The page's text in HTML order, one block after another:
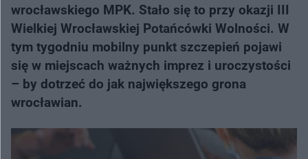
wrocławskiego MPK. Stało się to przy okazji III
Wielkiej Wrocławskiej Potańcówki Wolności. W
tym tygodniu mobilny punkt szczepień pojawi
się w miejscach ważnych imprez i uroczystości
– by dotrzeć do jak największego grona
wrocławian.